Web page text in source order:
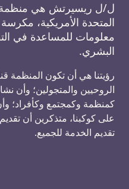
ل/ل ريسيرتش هي منظمة
المتحدة الأمريكية،
معلومات للمساعدة في
البشري.
رؤيتنا هي أن تكون المنظمة
الروحيين والمتجولين؛ وأن
كمنظمة وكمجتمع وكأفراد؛
على كوكبنا، متذكرين أن
تقديم الخدمة للجميع.